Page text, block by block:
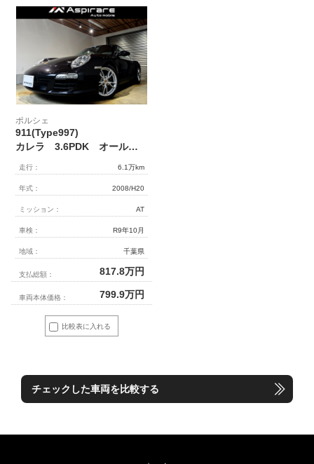
比較表に入れる
ポルシェ
911(Type997)
カレラ 3.6PDK オールレザーインテリア ココアブラウンレザーシート シートヒーター メモリー付きパワーシート PASM スポーツプラス 18インチアルミホイール キセノンヘッドライト 前後ドラレコ
走行： 6.1万km
年式： 2008/H20
ミッション： AT
車検： R9年10月
地域： 千葉県
支払総額： 817.8万円
車両本体価格： 799.9万円
チェックした車両を比較する